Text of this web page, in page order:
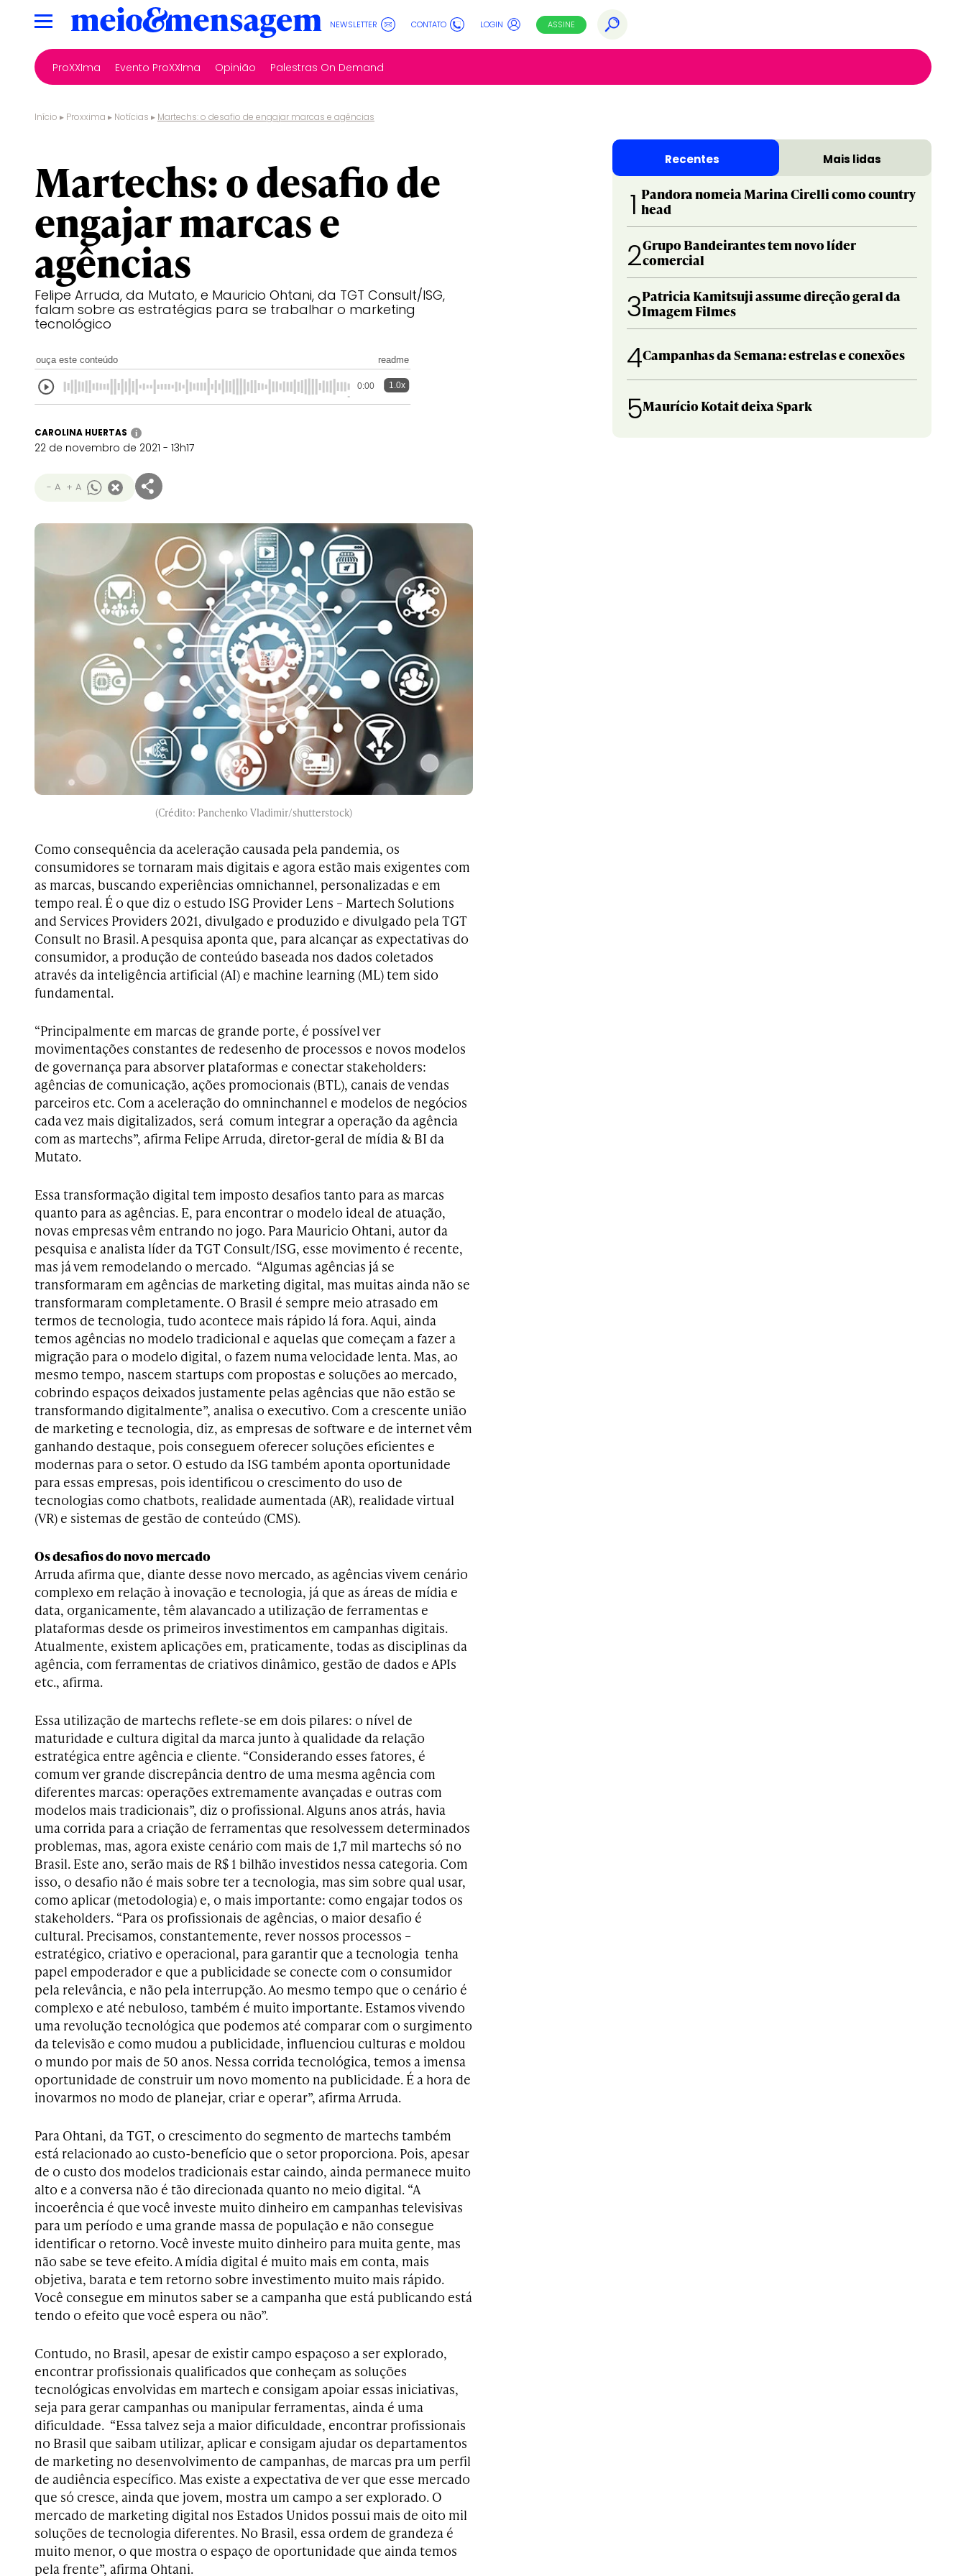
NEWSLETTER CONTATO LOGIN ASSINE
ProXXIma Evento ProXXIma Opinião Palestras On Demand
Início ▸ Proxxima ▸ Notícias ▸ Martechs: o desafio de engajar marcas e agências
Martechs: o desafio de
engajar marcas e
agências
Felipe Arruda, da Mutato, e Mauricio Ohtani, da TGT Consult/ISG,
falam sobre as estratégias para se trabalhar o marketing
tecnológico
ouça este conteúdo readme
0:00 1.0x
CAROLINA HUERTAS i
22 de novembro de 2021 - 13h17
- A + A
(Crédito: Panchenko Vladimir/shutterstock)
Como consequência da aceleração causada pela pandemia, os
consumidores se tornaram mais digitais e agora estão mais exigentes com
as marcas, buscando experiências omnichannel, personalizadas e em
tempo real. É o que diz o estudo ISG Provider Lens – Martech Solutions
and Services Providers 2021, divulgado e produzido e divulgado pela TGT
Consult no Brasil. A pesquisa aponta que, para alcançar as expectativas do
consumidor, a produção de conteúdo baseada nos dados coletados
através da inteligência artificial (AI) e machine learning (ML) tem sido
fundamental.
“Principalmente em marcas de grande porte, é possível ver
movimentações constantes de redesenho de processos e novos modelos
de governança para absorver plataformas e conectar stakeholders:
agências de comunicação, ações promocionais (BTL), canais de vendas
parceiros etc. Com a aceleração do omninchannel e modelos de negócios
cada vez mais digitalizados, será comum integrar a operação da agência
com as martechs”, afirma Felipe Arruda, diretor-geral de mídia & BI da
Mutato.
Essa transformação digital tem imposto desafios tanto para as marcas
quanto para as agências. E, para encontrar o modelo ideal de atuação,
novas empresas vêm entrando no jogo. Para Mauricio Ohtani, autor da
pesquisa e analista líder da TGT Consult/ISG, esse movimento é recente,
mas já vem remodelando o mercado. “Algumas agências já se
transformaram em agências de marketing digital, mas muitas ainda não se
transformaram completamente. O Brasil é sempre meio atrasado em
termos de tecnologia, tudo acontece mais rápido lá fora. Aqui, ainda
temos agências no modelo tradicional e aquelas que começam a fazer a
migração para o modelo digital, o fazem numa velocidade lenta. Mas, ao
mesmo tempo, nascem startups com propostas e soluções ao mercado,
cobrindo espaços deixados justamente pelas agências que não estão se
transformando digitalmente”, analisa o executivo. Com a crescente união
de marketing e tecnologia, diz, as empresas de software e de internet vêm
ganhando destaque, pois conseguem oferecer soluções eficientes e
modernas para o setor. O estudo da ISG também aponta oportunidade
para essas empresas, pois identificou o crescimento do uso de
tecnologias como chatbots, realidade aumentada (AR), realidade virtual
(VR) e sistemas de gestão de conteúdo (CMS).
Os desafios do novo mercado
Arruda afirma que, diante desse novo mercado, as agências vivem cenário
complexo em relação à inovação e tecnologia, já que as áreas de mídia e
data, organicamente, têm alavancado a utilização de ferramentas e
plataformas desde os primeiros investimentos em campanhas digitais.
Atualmente, existem aplicações em, praticamente, todas as disciplinas da
agência, com ferramentas de criativos dinâmico, gestão de dados e APIs
etc., afirma.
Essa utilização de martechs reflete-se em dois pilares: o nível de
maturidade e cultura digital da marca junto à qualidade da relação
estratégica entre agência e cliente. “Considerando esses fatores, é
comum ver grande discrepância dentro de uma mesma agência com
diferentes marcas: operações extremamente avançadas e outras com
modelos mais tradicionais”, diz o profissional.Alguns anos atrás, havia
uma corrida para a criação de ferramentas que resolvessem determinados
problemas, mas, agora existe cenário com mais de 1,7 mil martechs só no
Brasil. Este ano, serão mais de R$ 1 bilhão investidos nessa categoria. Com
isso, o desafio não é mais sobre ter a tecnologia, mas sim sobre qual usar,
como aplicar (metodologia) e, o mais importante: como engajar todos os
stakeholders. “Para os profissionais de agências, o maior desafio é
cultural. Precisamos, constantemente, rever nossos processos –
estratégico, criativo e operacional, para garantir que a tecnologia tenha
papel empoderador e que a publicidade se conecte com o consumidor
pela relevância, e não pela interrupção. Ao mesmo tempo que o cenário é
complexo e até nebuloso, também é muito importante. Estamos vivendo
uma revolução tecnológica que podemos até comparar com o surgimento
da televisão e como mudou a publicidade, influenciou culturas e moldou
o mundo por mais de 50 anos. Nessa corrida tecnológica, temos a imensa
oportunidade de construir um novo momento na publicidade. É a hora de
inovarmos no modo de planejar, criar e operar”, afirma Arruda.
Para Ohtani, da TGT, o crescimento do segmento de martechs também
está relacionado ao custo-benefício que o setor proporciona. Pois, apesar
de o custo dos modelos tradicionais estar caindo, ainda permanece muito
alto e a conversa não é tão direcionada quanto no meio digital. “A
incoerência é que você investe muito dinheiro em campanhas televisivas
para um período e uma grande massa de população e não consegue
identificar o retorno. Você investe muito dinheiro para muita gente, mas
não sabe se teve efeito. A mídia digital é muito mais em conta, mais
objetiva, barata e tem retorno sobre investimento muito mais rápido.
Você consegue em minutos saber se a campanha que está publicando está
tendo o efeito que você espera ou não”.
Contudo, no Brasil, apesar de existir campo espaçoso a ser explorado,
encontrar profissionais qualificados que conheçam as soluções
tecnológicas envolvidas em martech e consigam apoiar essas iniciativas,
seja para gerar campanhas ou manipular ferramentas, ainda é uma
dificuldade. “Essa talvez seja a maior dificuldade, encontrar profissionais
no Brasil que saibam utilizar, aplicar e consigam ajudar os departamentos
de marketing no desenvolvimento de campanhas, de marcas pra um perfil
de audiência específico. Mas existe a expectativa de ver que esse mercado
que só cresce, ainda que jovem, mostra um campo a ser explorado. O
mercado de marketing digital nos Estados Unidos possui mais de oito mil
soluções de tecnologia diferentes. No Brasil, essa ordem de grandeza é
muito menor, o que mostra o espaço de oportunidade que ainda temos
pela frente”, afirma Ohtani.
Recentes Mais lidas
1 Pandora nomeia Marina Cirelli como country
head
2Grupo Bandeirantes tem novo líder
comercial
3Patricia Kamitsuji assume direção geral da
Imagem Filmes
4Campanhas da Semana: estrelas e conexões
5Maurício Kotait deixa Spark